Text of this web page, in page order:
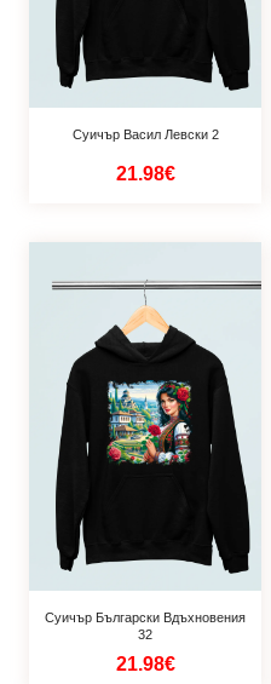
Суичър Васил Левски 2
21.98€
Суичър Български Вдъхновения
32
21.98€